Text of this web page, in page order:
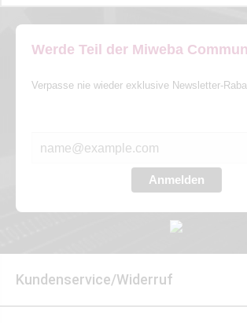
Werde Teil der Miweba
Verpasse nie wieder exklusive Newsletter-
Anmelden
Kundenservice/Widerruf